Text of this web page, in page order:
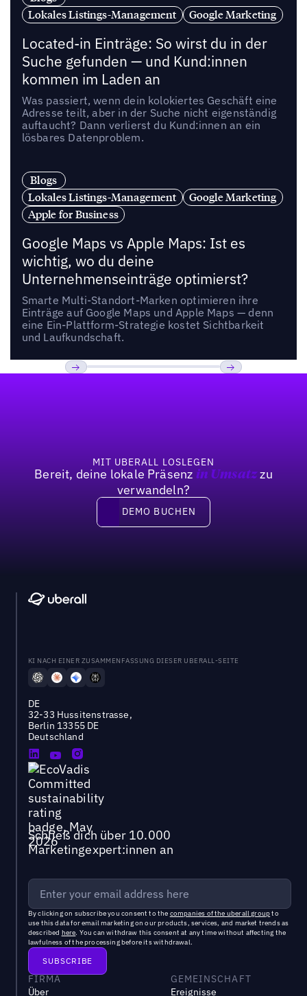
Lokales Listings-Management
Google Marketing
Located-in Einträge: So wirst du in der
Suche gefunden — und Kund:innen
kommen im Laden an
Was passiert, wenn dein kolokiertes Geschäft eine
Adresse teilt, aber in der Suche nicht eigenständig
auftaucht? Dann verlierst du Kund:innen an ein
lösbares Datenproblem.
Blogs
Lokales Listings-Management
Google Marketing
Apple for Business
Google Maps vs Apple Maps: Ist es
wichtig, wo du deine
Unternehmenseinträge optimierst?
Smarte Multi-Standort-Marken optimieren ihre
Einträge auf Google Maps und Apple Maps — denn
eine Ein-Plattform-Strategie kostet Sichtbarkeit
und Laufkundschaft.
MIT UBERALL LOSLEGEN
Bereit, deine lokale Präsenz in Umsatzzu
verwandeln?
DEMO BUCHEN
DEMO BUCHEN
KI NACH EINER ZUSAMMENFASSUNG DIESER UBERALL-SEITE
DE
32-33 Hussitenstrasse,
Berlin 13355 DE
Deutschland
Schließ dich über 10.000
Marketingexpert:innen an
By clicking on subscribe you consent to the companies of the uberall groupto
use this data for email marketing on our products, services, and market trends as
described here. You can withdraw this consent at any time without affecting the
lawfulness of the processing before its withdrawal.
FIRMA
Über
GEMEINSCHAFT
Ereignisse